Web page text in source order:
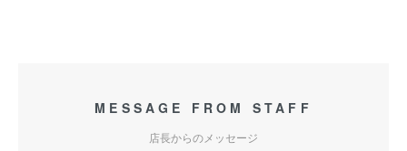
MESSAGE FROM STAFF
店長からのメッセージ